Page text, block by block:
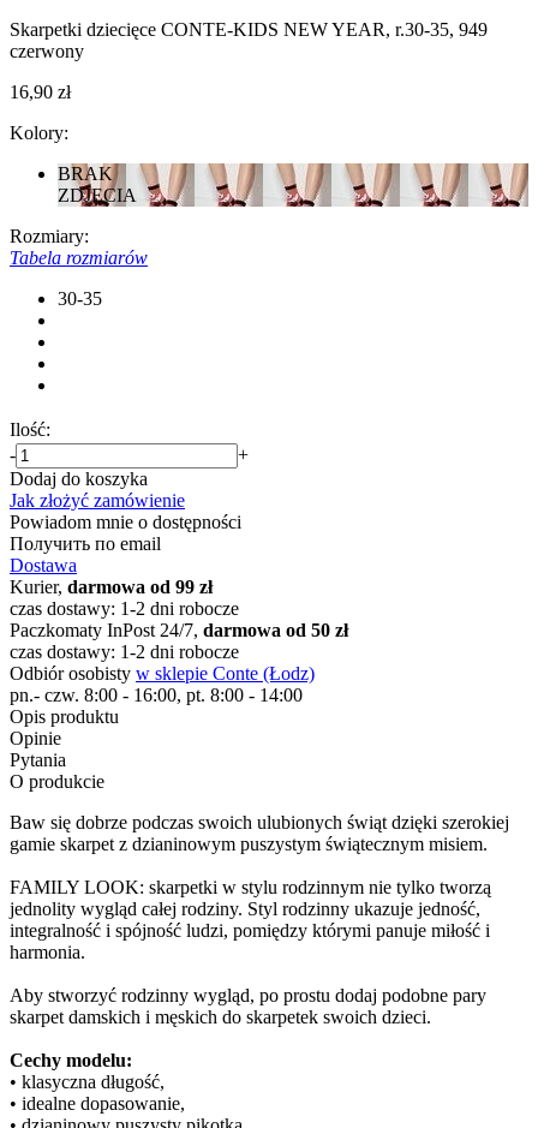
Skarpetki dziecięce CONTE-KIDS NEW YEAR, r.30-35, 949
czerwony
16,90 zł
Kolory:
BRAK
ZDJĘCIA
Rozmiary:
Tabela rozmiarów
30-35
Ilość:
-
+
Dodaj do koszyka
Jak złożyć zamówienie
Powiadom mnie o dostępności
Получить по email
Dostawa
Kurier, darmowa od 99 zł
czas dostawy: 1-2 dni robocze
Paczkomaty InPost 24/7, darmowa od 50 zł
czas dostawy: 1-2 dni robocze
Odbiór osobisty w sklepie Conte (Łodz)
pn.- czw. 8:00 - 16:00, pt. 8:00 - 14:00
Opis produktu
Opinie
Pytania
O produkcie
Baw się dobrze podczas swoich ulubionych świąt dzięki szerokiej
gamie skarpet z dzianinowym puszystym świątecznym misiem.
FAMILY LOOK: skarpetki w stylu rodzinnym nie tylko tworzą
jednolity wygląd całej rodziny. Styl rodzinny ukazuje jedność,
integralność i spójność ludzi, pomiędzy którymi panuje miłość i
harmonia.
Aby stworzyć rodzinny wygląd, po prostu dodaj podobne pary
skarpet damskich i męskich do skarpetek swoich dzieci.
Cechy modelu:
• klasyczna długość,
• idealne dopasowanie,